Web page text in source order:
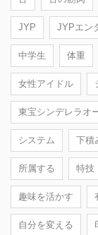
JYP JYPエン
中学生 体重
女性アイドル
東宝シンデレラオ
システム 下積
所属する 特技
趣味を活かす
自分を変える